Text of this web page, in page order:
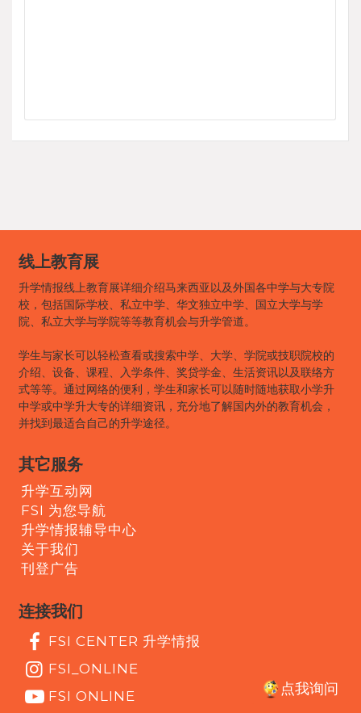
点我询问
线上教育展
升学情报线上教育展详细介绍马来西亚以及外国各中学与大专院
校，包括国际学校、私立中学、华文独立中学、国立大学与学
院、私立大学与学院等等教育机会与升学管道。
学生与家长可以轻松查看或搜索中学、大学、学院或技职院校的
介绍、设备、课程、入学条件、奖贷学金、生活资讯以及联络方
式等等。通过网络的便利，学生和家长可以随时随地获取小学升
中学或中学升大专的详细资讯，充分地了解国内外的教育机会，
并找到最适合自己的升学途径。
其它服务
升学互动网
FSI 为您导航
升学情报辅导中心
关于我们
刊登广告
连接我们
FSI CENTER 升学情报
FSI_ONLINE
FSI ONLINE